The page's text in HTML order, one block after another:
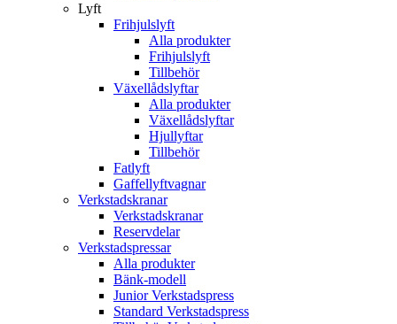
Lyft
Frihjulslyft
Alla produkter
Frihjulslyft
Tillbehör
Växellådslyftar
Alla produkter
Växellådslyftar
Hjullyftar
Tillbehör
Fatlyft
Gaffellyftvagnar
Verkstadskranar
Verkstadskranar
Reservdelar
Verkstadspressar
Alla produkter
Bänk-modell
Junior Verkstadspress
Standard Verkstadspress